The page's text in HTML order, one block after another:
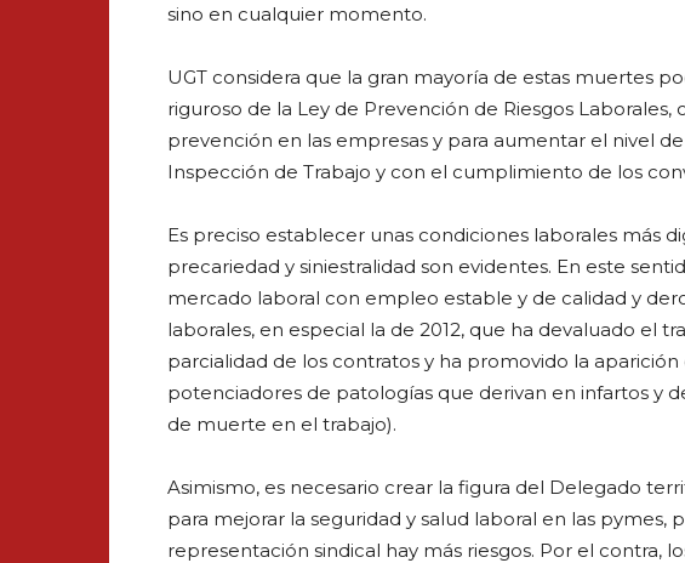
sino en cualquier momento.
UGT considera que la gran mayoría de estas muertes
riguroso de la Ley de Prevención de Riesgos Laborales,
prevención en las empresas y para aumentar el nivel
Inspección de Trabajo y con el cumplimiento de los
Es preciso establecer unas condiciones laborales más
precariedad y siniestralidad son evidentes. En este
mercado laboral con empleo estable y de calidad y
laborales, en especial la de 2012, que ha devaluado el
parcialidad de los contratos y ha promovido la
potenciadores de patologías que derivan en infartos y
de muerte en el trabajo).
Asimismo, es necesario crear la figura del Delegado
para mejorar la seguridad y salud laboral en las pymes,
representación sindical hay más riesgos. Por el contra,